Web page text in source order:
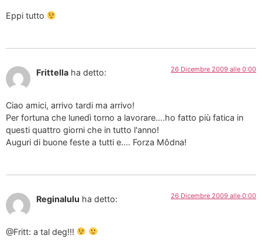
Eppi tutto
Frittella ha detto: 26 Dicembre 2009 alle 0:00
Ciao amici, arrivo tardi ma arrivo!
Per fortuna che lunedì torno a lavorare….ho fatto più fatica in
questi quattro giorni che in tutto l'anno!
Auguri di buone feste a tutti e…. Forza Môdna!
Reginalulu ha detto: 26 Dicembre 2009 alle 0:00
@Fritt: a tal deg!!!